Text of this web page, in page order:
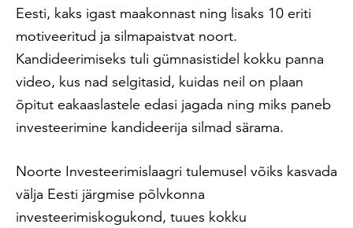
Eesti, kaks igast maakonnast ning lisaks 10 eriti
motiveeritud ja silmapaistvat noort.
Kandideerimiseks tuli gümnasistidel kokku panna
video, kus nad selgitasid, kuidas neil on plaan
õpitut eakaaslastele edasi jagada ning miks paneb
investeerimine kandideerija silmad särama.
Noorte Investeerimislaagri tulemusel võiks kasvada
välja Eesti järgmise põlvkonna
investeerimiskogukond, tuues kokku